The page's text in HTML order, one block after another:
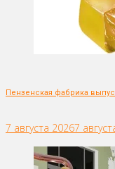
Пензенская фабрика
7 августа 20267